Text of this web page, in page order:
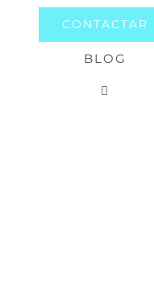
CONTACTAR
BLOG